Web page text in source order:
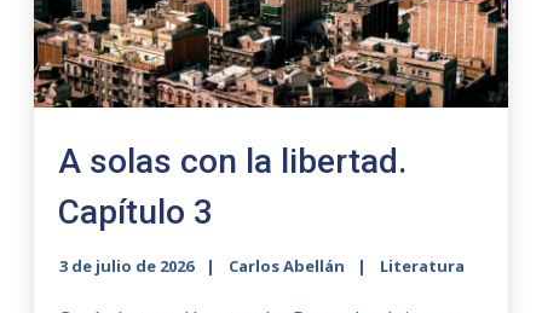
A solas con la libertad.
Capítulo 3
3 de julio de 2026 Carlos Abellán Literatura